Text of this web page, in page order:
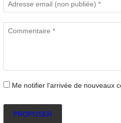
Me notifier l'arrivée de nouveaux
PROPOSER